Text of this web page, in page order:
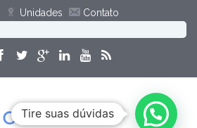
Unidades Contato
Tire suas dúvidas